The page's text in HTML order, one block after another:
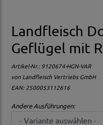
Landfleisch
Geflügel mit
Artikel-Nr.:9120674-HGN-VAR
von Landfleisch Vertriebs GmbH
EAN: 2500053112616
Andere Ausführungen: